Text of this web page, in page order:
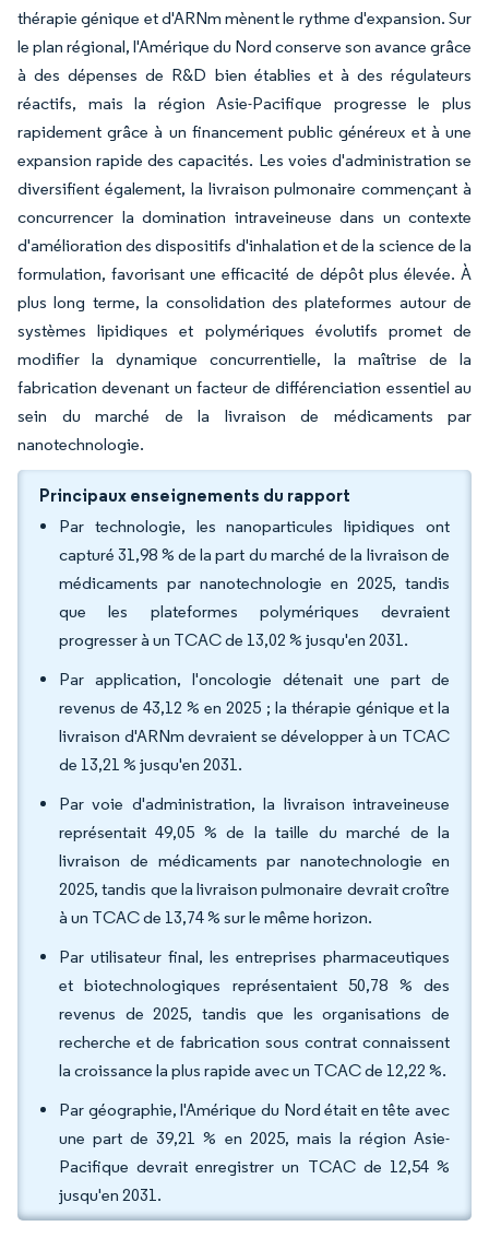
thérapie génique et d'ARNm mènent le rythme d'expansion. Sur
le plan régional, l'Amérique du Nord conserve son avance grâce
à des dépenses de R&D bien établies et à des régulateurs
réactifs, mais la région Asie-Pacifique progresse le plus
rapidement grâce à un financement public généreux et à une
expansion rapide des capacités. Les voies d'administration se
diversifient également, la livraison pulmonaire commençant à
concurrencer la domination intraveineuse dans un contexte
d'amélioration des dispositifs d'inhalation et de la science de la
formulation, favorisant une efficacité de dépôt plus élevée. À
plus long terme, la consolidation des plateformes autour de
systèmes lipidiques et polymériques évolutifs promet de
modifier la dynamique concurrentielle, la maîtrise de la
fabrication devenant un facteur de différenciation essentiel au
sein du marché de la livraison de médicaments par
nanotechnologie.
Principaux enseignements du rapport
Par technologie, les nanoparticules lipidiques ont
capturé 31,98 % de la part du marché de la livraison de
médicaments par nanotechnologie en 2025, tandis
que les plateformes polymériques devraient
progresser à un TCAC de 13,02 % jusqu'en 2031.
Par application, l'oncologie détenait une part de
revenus de 43,12 % en 2025 ; la thérapie génique et la
livraison d'ARNm devraient se développer à un TCAC
de 13,21 % jusqu'en 2031.
Par voie d'administration, la livraison intraveineuse
représentait 49,05 % de la taille du marché de la
livraison de médicaments par nanotechnologie en
2025, tandis que la livraison pulmonaire devrait croître
à un TCAC de 13,74 % sur le même horizon.
Par utilisateur final, les entreprises pharmaceutiques
et biotechnologiques représentaient 50,78 % des
revenus de 2025, tandis que les organisations de
recherche et de fabrication sous contrat connaissent
la croissance la plus rapide avec un TCAC de 12,22 %.
Par géographie, l'Amérique du Nord était en tête avec
une part de 39,21 % en 2025, mais la région Asie-
Pacifique devrait enregistrer un TCAC de 12,54 %
jusqu'en 2031.